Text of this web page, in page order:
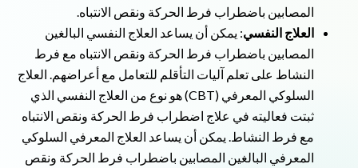
المصابين باضطراب فرط الحركة ونقص الانتباه.
العلاج النفسي: يمكن أن يساعد العلاج النفسي البالغين
المصابين باضطراب فرط الحركة ونقص الانتباه مع فرط
النشاط على تعلم آليات التأقلم للتعامل مع أعراضهم. العلاج
السلوكي المعرفي (CBT) هو نوع من العلاج النفسي الذي
ثبتت فعاليته في علاج اضطراب فرط الحركة ونقص الانتباه
مع فرط النشاط. يمكن أن يساعد العلاج المعرفي السلوكي
المعرفي البالغين المصابين باضطراب فرط الحركة ونقص